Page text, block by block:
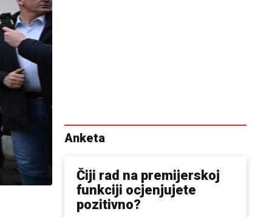
Anketa
Čiji rad na premijerskoj
funkciji ocjenjujete
pozitivno?